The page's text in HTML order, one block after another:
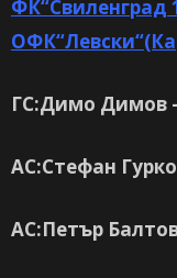
ФК“Свиленград
ГС:Димо Димов
АС:Стефан
АС:Петър